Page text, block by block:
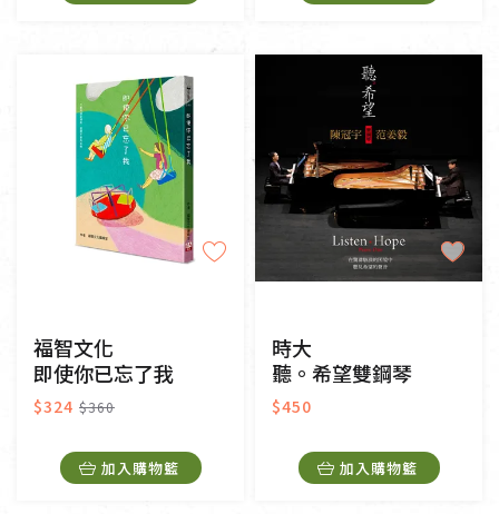
福智文化
即使你已忘了我
$324 $360
加入購物籃
時大
聽。希望雙鋼琴
$450
加入購物籃